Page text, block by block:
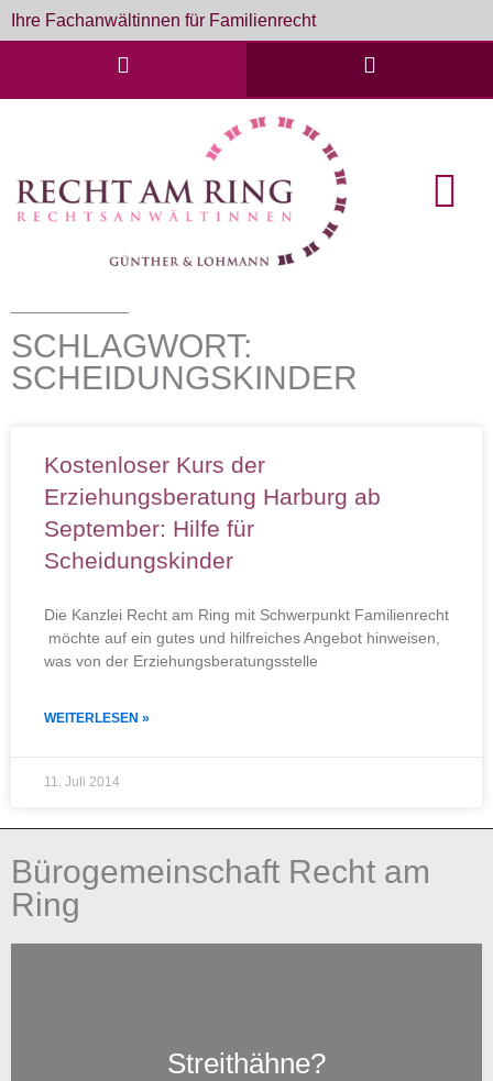
Zum
Inhalt
Ihre Fachanwältinnen für Familienrecht
SCHLAGWORT:
SCHEIDUNGSKINDER
Kostenloser Kurs der
Erziehungsberatung Harburg ab
September: Hilfe für
Scheidungskinder
Die Kanzlei Recht am Ring mit Schwerpunkt Familienrecht
möchte auf ein gutes und hilfreiches Angebot hinweisen,
was von der Erziehungsberatungsstelle
WEITERLESEN »
11. Juli 2014
Bürogemeinschaft Recht am
Ring
Streithähne?